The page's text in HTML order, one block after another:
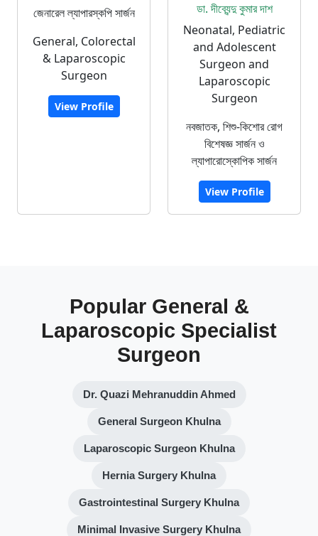
জেনারেল ল্যাপারস্কপি সার্জন
General, Colorectal
& Laparoscopic
Surgeon
View Profile
ডা. দীব্যেন্দু কুমার দাশ
Neonatal, Pediatric
and Adolescent
Surgeon and
Laparoscopic
Surgeon
নবজাতক, শিশু-কিশোর রোগ
বিশেষজ্ঞ সার্জন ও
ল্যাপারোস্কোপিক সার্জন
View Profile
Popular General &
Laparoscopic Specialist
Surgeon
Dr. Quazi Mehranuddin Ahmed
General Surgeon Khulna
Laparoscopic Surgeon Khulna
Hernia Surgery Khulna
Gastrointestinal Surgery Khulna
Minimal Invasive Surgery Khulna